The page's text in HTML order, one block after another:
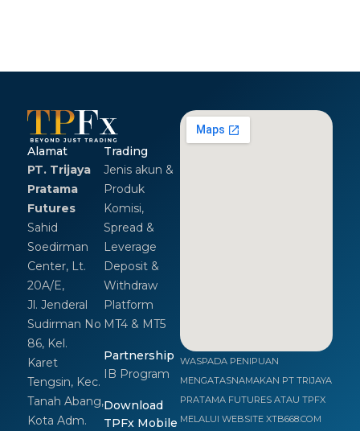
Alamat
PT. Trijaya
Pratama
Futures
Sahid
Soedirman
Center, Lt.
20A/E,
Jl. Jenderal
Sudirman No
86, Kel.
Karet
Tengsin, Kec.
Tanah Abang,
Kota Adm.
Trading
Jenis akun &
Produk
Komisi,
Spread &
Leverage
Deposit &
Withdraw
Platform
MT4 & MT5
Partnership
IB Program
Download
TPFx Mobile
WASPADA PENIPUAN
MENGATASNAMAKAN PT TRIJAYA
PRATAMA FUTURES ATAU TPFX
MELALUI WEBSITE XTB668.COM